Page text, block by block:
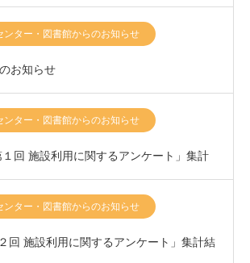
のお知らせ
ンター・図書館からのお知らせ
お知らせ
ンター・図書館からのお知らせ
回 施設利用に関するアンケート」集計
ンター・図書館からのお知らせ
回 施設利用に関するアンケート」集計結